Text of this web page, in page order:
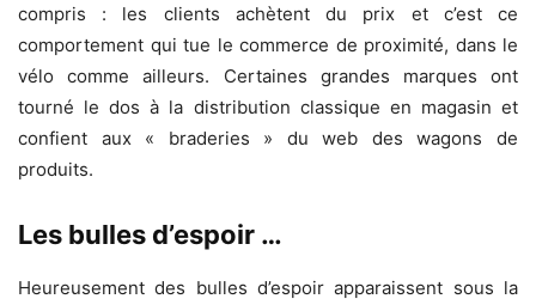
compris : les clients achètent du prix et c’est ce
comportement qui tue le commerce de proximité, dans le
vélo comme ailleurs. Certaines grandes marques ont
tourné le dos à la distribution classique en magasin et
confient aux « braderies » du web des wagons de
produits.
Les bulles d’espoir …
Heureusement des bulles d’espoir apparaissent sous la